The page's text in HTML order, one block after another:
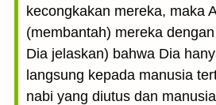
kecongkakan mereka, maka
(membantah) mereka
Dia jelaskan) bahwa Dia
langsung kepada manusia
nabi yang diutus dan